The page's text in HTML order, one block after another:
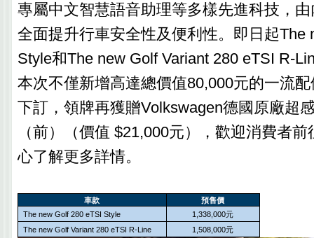
專屬中文智慧語音助理等多樣先進科技，
全面提升行車安全性及便利性。即日起The
Style和The new Golf Variant 280 eTSI R-
本次不僅新增高達總價值80,000元的一流
下訂，領牌再獲贈Volkswagen德國原廠超
（前）（價值 $21,000元），歡迎消費者
心了解更多詳情。
車款
預售價
The new Golf 280 eTSI Style
1,338,000元
The new Golf Variant 280 eTSI R-Line
1,508,000元